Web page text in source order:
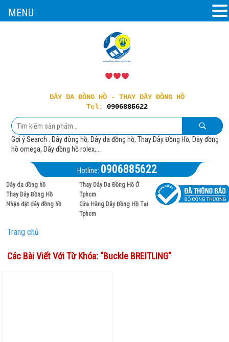
DÂY DA ĐỒNG HỒ - THAY DÂY ĐỒNG HỒ
Tel: 0906885622
Gợi ý Search : Dây đông hồ, Dây da đồng hồ, Thay Dây Đồng Hồ, Dây đồng
hồ omega, Dây đồng hồ rolex,...
Hotline: 0906885622
Dây da đồng hồ
Thay Dây Đồng Hồ
Nhận đặt dây đồng hồ
Thay Dây Da Đồng Hồ Ở
Tphcm
Cửa Hàng Dây Đồng Hồ Tại
Tphcm
Trang chủ
Các Bài Viết Với Từ Khóa: "Buckle BREITLING"
MENU